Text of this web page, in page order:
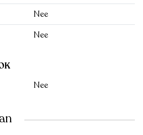
Nee
Nee
Nee